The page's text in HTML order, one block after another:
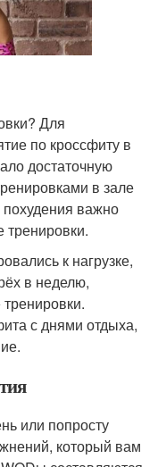
Для
по кроссфиту в
достаточную
в зале
важно
тренировки.
к нагрузке,
в неделю,
с днями отдыха,
или попросту
который вам